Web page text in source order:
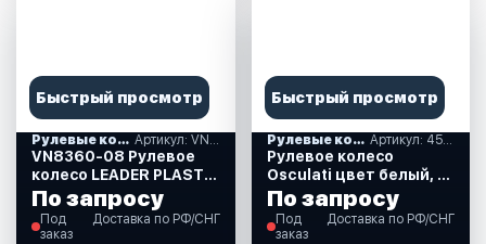
Быстрый просмотр
Рулевые колеса, спиннеры Артикул: VN8360-08
VN8360-08 Рулевое
колесо LEADER PLAST
обод белый, спицы
серебр. д. 360 мм
По запросу
Под
заказ
Доставка по РФ/СНГ
Быстрый просмотр
Рулевые колеса, спиннеры Артикул: 45-151-03
Рулевое колесо
Osculati цвет белый, д.
350 мм. (00178282)
(45-151-03)
По запросу
Под
заказ
Доставка по РФ/СНГ